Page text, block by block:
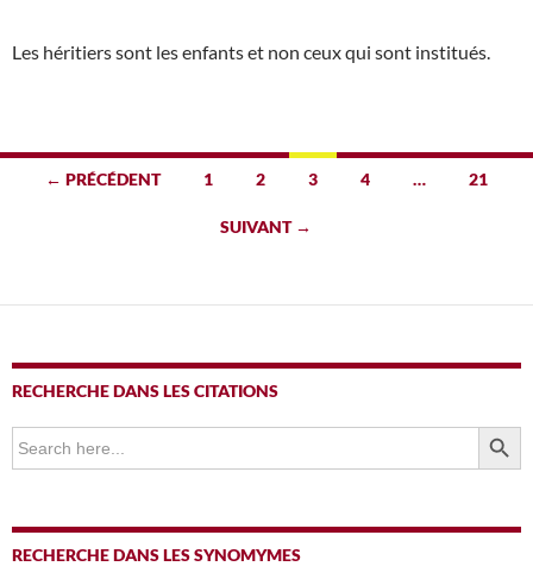
Les héritiers sont les enfants et non ceux qui sont institués.
Navigation
← PRÉCÉDENT 1 2 3 4 … 21
SUIVANT →
RECHERCHE DANS LES CITATIONS
Search
for:
SEARCH
RECHERCHE DANS LES SYNOMYMES